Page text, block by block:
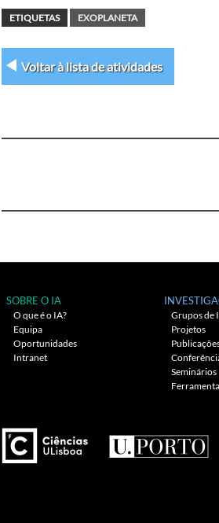
ETIQUETAS EXOPLANETA
Voltar à lista de atividades
entre
SOBRE O IA
O que é o IA?
Equipa
Oportunidades
Intranet
Grupos de
Projetos
Seminários